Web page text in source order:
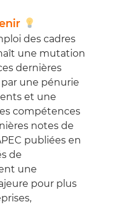
des cadres
une mutation
dernières
une pénurie
et une
compétences
notes de
publiées en
de
une
pour plus